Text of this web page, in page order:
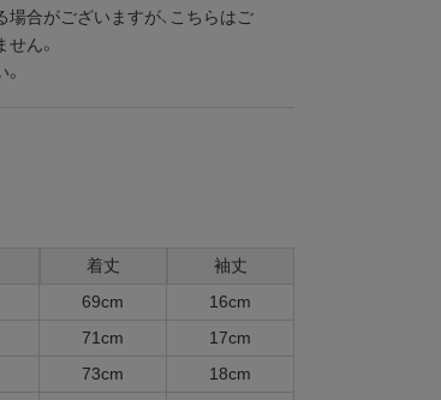
合がございますが、こちらはご
ん。
着丈
袖丈
69cm
16cm
71cm
17cm
73cm
18cm